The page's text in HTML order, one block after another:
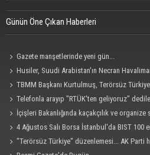
Günün Öne Çıkan Haberleri
Gazete manşetlerinde yeni gün...
Husiler, Suudi Arabistan'ın Necran
bir hedefi" vurduklarını açıkladı
TBMM Başkanı Kurtulmuş, Terörsüz
Telefonla arayıp "RTÜK'ten geliyoruz"
tuzak ifşa oldu
İçişleri Bakanlığında kaçakçılık ve
güvenlik toplantısı yapıldı
4 Ağustos Salı Borsa İstanbul'da BIST 100
"Terörsüz Türkiye" düzenlemesi... AK Parti